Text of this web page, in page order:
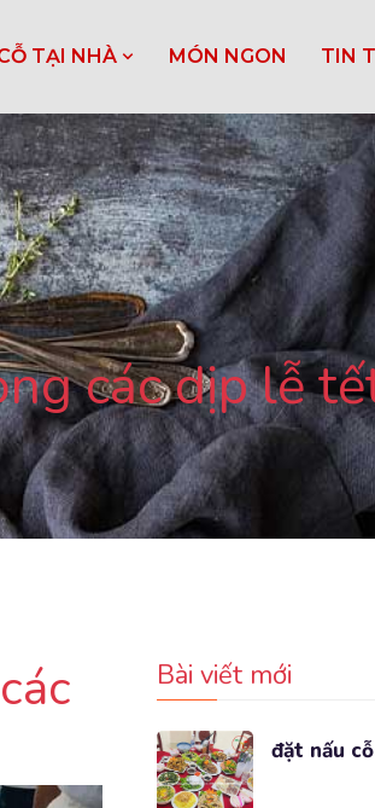
TẠI NHÀ MÓN NGON TIN
các dịp lễ
Bài viết mới
đặt nấu